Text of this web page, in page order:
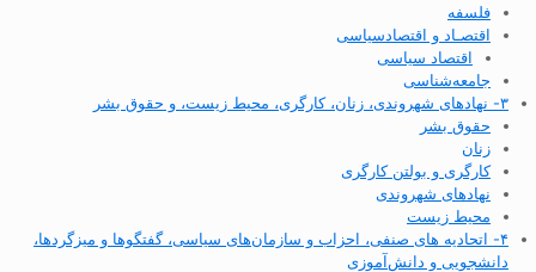
فلسفه
اقتصـاد و اقتصاد‌سیاسی
اقتصاد سیاسی
جامعه‌شناسی
۳- نهادهای شهروندی، زنان، کارگری، محیط زیست، و حقوق بشر
حقوق بشر
زنان
کارگری و بولتن کارگری
نهادهای شهروندی
محیط زیست
۴- اتحادیه های صنفی، احزاب و سازمان‌های سیاسی، گفتگوها و میزگردها،
دانشجویی و دانش‌آموزی